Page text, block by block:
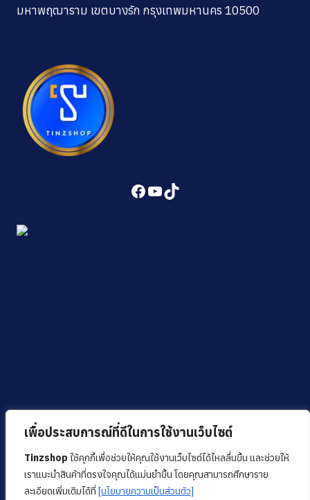
เพื่อประสบการณ์ที่ดีในการใช้งานเว็บไซต์
Tinzshop ใช้คุกกี้เพื่อช่วยให้คุณใช้งานเว็บไซต์ได้ไหลลื่นขึ้น และช่วยให้
เราแนะนำสินค้าที่ตรงใจคุณได้แม่นยำขึ้น โดยคุณสามารถศึกษาราย
ละเอียดเพิ่มเติมได้ที่ [นโยบายความเป็นส่วนตัว]
มหาพฤฒาราม เขตบางรัก กรุงเทพมหานคร 10500
Facebook
YouTube
TikTok